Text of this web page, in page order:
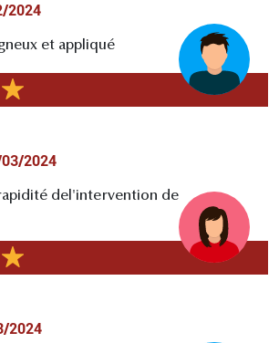
2024
et appliqué
2024
del'intervention de
2024